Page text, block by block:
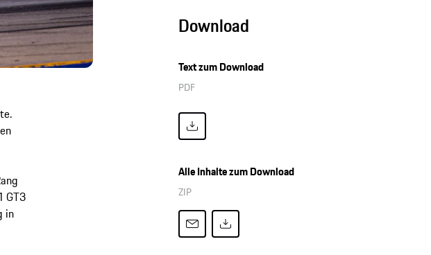
GT3
in
Download
Text zum Download
PDF
Alle Inhalte zum Download
ZIP